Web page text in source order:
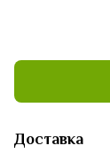
Доставка